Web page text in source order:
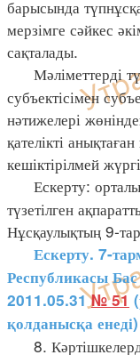
барысында
мерзімге сәйкес
сақталады.
Мәліметтерді
субъектісімен
нәтижелері
қателікті
кешіктірілмей
Ескерту:
түзетілген
Нұсқаулықтың 9-
Ескерту. 7-
Республикасы
2011.05.31№ 51 (
қолданысқа енеді)
8.